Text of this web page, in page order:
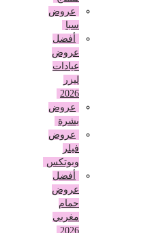
عروض
أفضل
عروض
عيادات
عروض
بشرة
عروض
وبوتكس
أفضل
عروض
حمام
مغربي